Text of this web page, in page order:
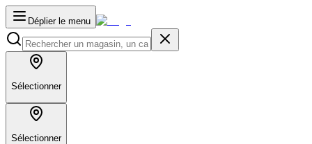
Déplier le menu
Sélectionner
Sélectionner